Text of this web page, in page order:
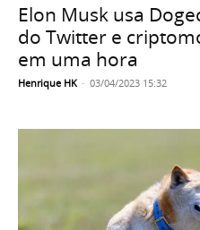
Elon Musk usa
do Twitter e
em uma hora
Henrique HK - 03/04/2023 15:32